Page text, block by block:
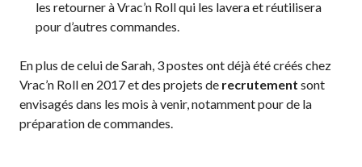
les retourner à Vrac’n Roll qui les lavera et réutilisera
pour d’autres commandes.
En plus de celui de Sarah, 3 postes ont déjà été créés chez
Vrac’n Roll en 2017 et des projets de recrutement sont
envisagés dans les mois à venir, notamment pour de la
préparation de commandes.